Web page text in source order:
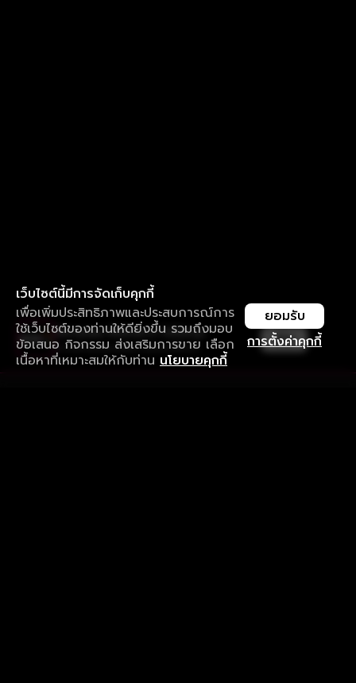
เว็บไซต์นี้มีการจัดเก็บคุกกี้
เพื่อเพิ่มประสิทธิภาพและประสบการณ์การ
ใช้เว็บไซต์ของท่านให้ดียิ่งขึ้น รวมถึงมอบ
ข้อเสนอ กิจกรรม ส่งเสริมการขาย เลือก
เนื้อหาที่เหมาะสมให้กับท่าน นโยบายคุกกี้
การตั้งค่าคุกกี้
ยอมรับ
ใช้งานแอป ลื่นไหลกว่า ไม่มีสะดุด
ดาวน์โหลดแอปเพื่อการรับชมที่ดีกว่า เปิด